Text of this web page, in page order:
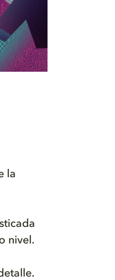
la
nivel.